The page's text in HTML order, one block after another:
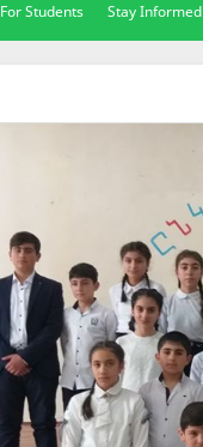
For Students Stay Informed